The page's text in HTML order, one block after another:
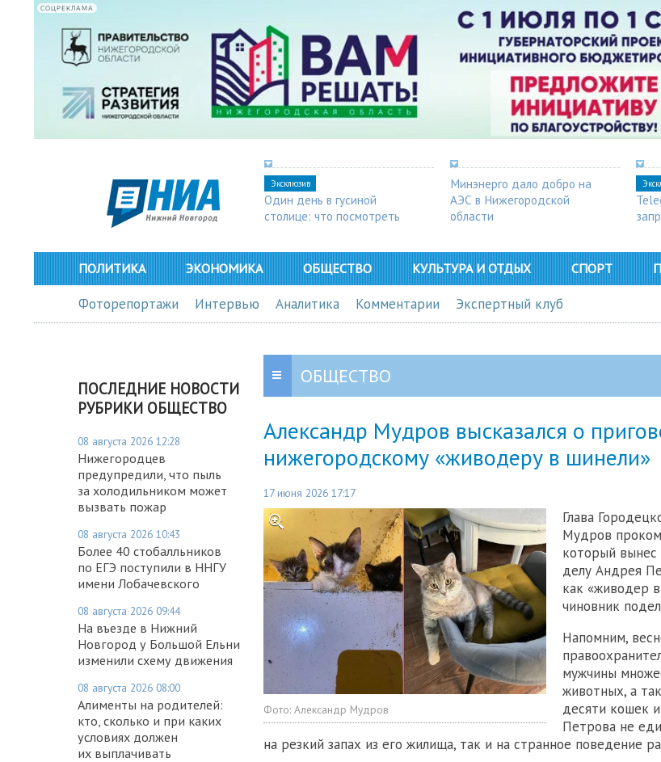
СОЦРЕКЛАМА
Эксклюзив
Один день в гусиной
столице: что посмотреть
Минэнерго дало добро на
АЭС в Нижегородской
области
ПОЛИТИКА ЭКОНОМИКА ОБЩЕСТВО КУЛЬТУРА И ОТДЫХ СПОРТ
Фоторепортажи Интервью Аналитика Комментарии Экспертный клуб
ПОСЛЕДНИЕ НОВОСТИ
РУБРИКИ ОБЩЕСТВО
08 августа 2026 12:28
Нижегородцев
предупредили, что пыль
за холодильником может
вызвать пожар
08 августа 2026 10:43
Более 40 стобалльников
по ЕГЭ поступили в ННГУ
имени Лобачевского
08 августа 2026 09:44
На въезде в Нижний
Новгород у Большой Ельни
изменили схему движения
08 августа 2026 08:00
Алименты на родителей:
кто, сколько и при каких
условиях должен
их выплачивать
ОБЩЕСТВО
Александр Мудров высказался о
нижегородскому «живодеру в шинели»
17 июня 2026 17:17
Фото: Александр Мудров
Глава
Мудров
который вынес
делу Андрея
как «живодер
чиновник
Напомним,
мужчины
животных, а
десяти кошек
Петрова не
на резкий запах из его жилища, так и на странное поведение